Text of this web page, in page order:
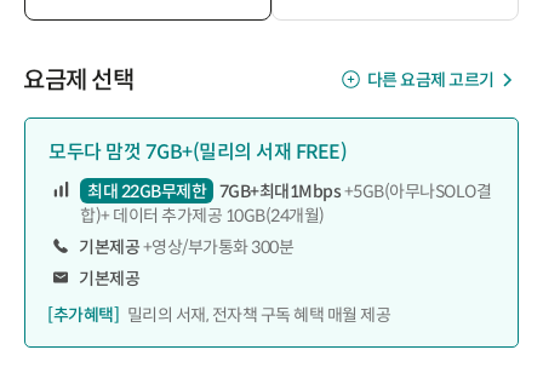
요금제 선택 다른 요금제 고르기
모두다 맘껏 7GB+(밀리의 서재 FREE)
최대 22GB무제한 7GB+최대1Mbps+5GB(아무나SOLO결
합)+ 데이터 추가제공 10GB(24개월)
기본제공+영상/부가통화 300분
기본제공
[추가혜택]
밀리의 서재, 전자책 구독 혜택 매월 제공